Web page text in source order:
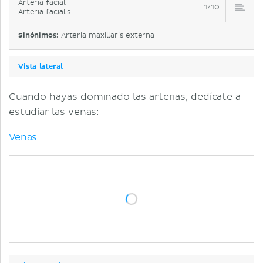
Arteria facial
Arteria facialis
1/10
Sinónimos: Arteria maxillaris externa
Vista lateral
Cuando hayas dominado las arterias, dedícate a
estudiar las venas:
Venas